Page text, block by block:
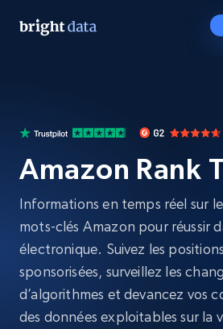
Amazon Rank
Informations en temps réel sur
mots-clés Amazon pour réussir
électronique. Suivez les
sponsorisées, surveillez les
d’algorithmes et devancez vos
des données exploitables sur la